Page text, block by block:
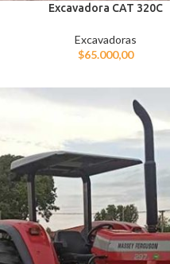
Excavadora CAT 320C
Excavadoras
$65.000,00